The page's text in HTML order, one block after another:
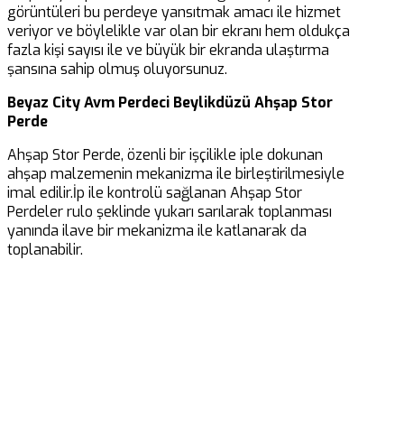
görüntüleri bu perdeye yansıtmak amacı ile hizmet
veriyor ve böylelikle var olan bir ekranı hem oldukça
fazla kişi sayısı ile ve büyük bir ekranda ulaştırma
şansına sahip olmuş oluyorsunuz.
Beyaz City Avm Perdeci Beylikdüzü Ahşap Stor
Perde
Ahşap Stor Perde, özenli bir işçilikle iple dokunan
ahşap malzemenin mekanizma ile birleştirilmesiyle
imal edilir.İp ile kontrolü sağlanan Ahşap Stor
Perdeler rulo şeklinde yukarı sarılarak toplanması
yanında ilave bir mekanizma ile katlanarak da
toplanabilir.